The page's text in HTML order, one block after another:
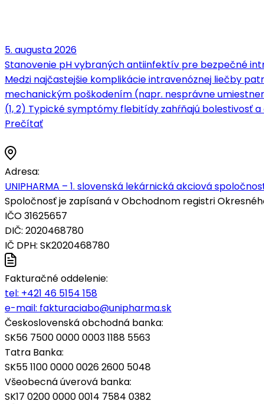
5. augusta 2026
Stanovenie pH vybraných antiinfektív pre bezpečné
Medzi najčastejšie komplikácie intravenóznej liečby
mechanickým poškodením (napr. nesprávne
(1, 2) Typické symptómy flebitídy zahŕňajú bolestivosť
Prečítať
Adresa:
UNIPHARMA – 1. slovenská lekárnická akciová
Spoločnosť je zapísaná v Obchodnom registri
IČO 31625657
DIČ: 2020468780
IČ DPH: SK2020468780
Fakturačné oddelenie:
tel: +421 46 5154 158
e-mail: fakturaciabo@unipharma.sk
Československá obchodná banka:
SK56 7500 0000 0003 1188 5563
Tatra Banka:
SK55 1100 0000 0026 2600 5048
Všeobecná úverová banka:
SK17 0200 0000 0014 7584 0382